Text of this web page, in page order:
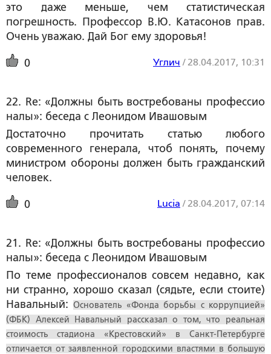
это даже меньше, чем статистическая
погрешность. Профессор В.Ю. Катасонов прав.
Очень уважаю. Дай Бог ему здоровья!
0 Углич / 28.04.2017, 10:31
22. Re: «Должны быть востребованы профессио
налы»: беседа с Леонидом Ивашовым
Достаточно прочитать статью любого
современного генерала, чтоб понять, почему
министром обороны должен быть гражданский
человек.
0 Lucia / 28.04.2017, 07:14
21. Re: «Должны быть востребованы профессио
налы»: беседа с Леонидом Ивашовым
По теме профессионалов cовсем недавно, как
ни странно, хорошо сказал (сядьте, если стоите)
Навальный:Основатель «Фонда борьбы с коррупцией»
(ФБК) Алексей Навальный рассказал о том, что реальная
стоимость стадиона «Крестовский» в Санкт-Петербурге
отличается от заявленной городскими властями в большую